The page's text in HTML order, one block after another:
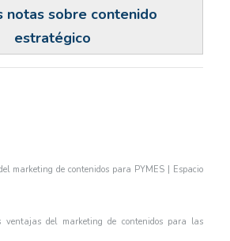
notas sobre contenido
estratégico
marketing de contenidos para PYMES | Espacio
ventajas del marketing de contenidos para las